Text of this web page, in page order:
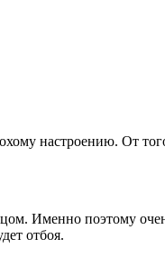
настроению. От
Именно поэтому
отбоя.